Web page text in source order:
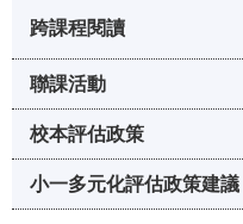
跨課程閱讀
聯課活動
校本評估政策
小一多元化評估政策建議